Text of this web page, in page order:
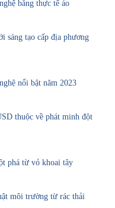
bằng thực tế ảo
sáng tạo cấp địa phương
nổi bật năm 2023
thuộc về phát minh đột
phá từ vỏ khoai tây
môi trường từ rác thải